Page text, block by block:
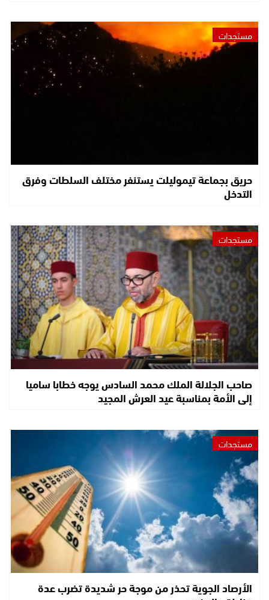
مستجدات
حريق بجماعة تيموليلت يستنفر مختلف السلطات وفرق
التدخل
مستجدات
صاحب الجلالة الملك محمد السادس يوجه خطابا ساميا
إلى الأمة بمناسبة عيد العرش المجيد
مستجدات
الأرصاد الجوية تحذر من موجة حر شديدة تضرب عدة